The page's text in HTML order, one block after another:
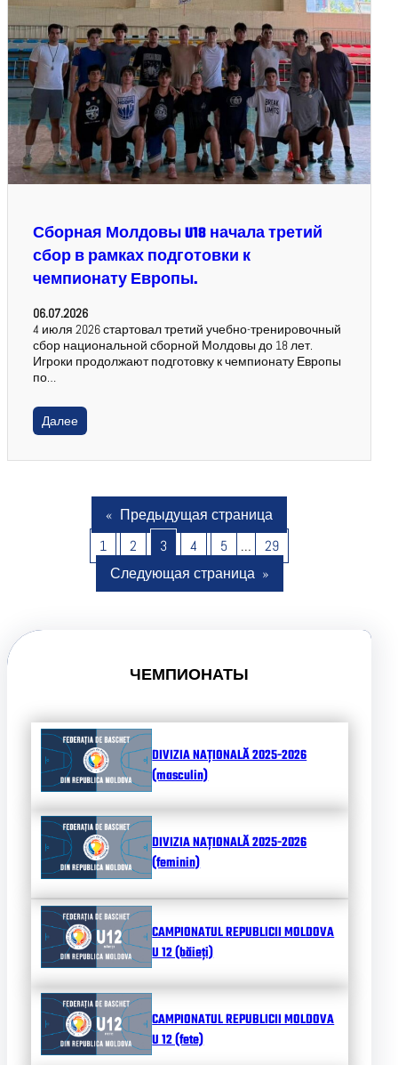
Сборная Молдовы U18 начала третий
сбор в рамках подготовки к
чемпионату Европы.
06.07.2026
4 июля 2026 стартовал третий учебно-тренировочный
сбор национальной сборной Молдовы до 18 лет.
Игроки продолжают подготовку к чемпионату Европы
по…
Далее
« Предыдущая страница
1
2 3 4 5 …
29
Следующая страница »
ЧЕМПИОНАТЫ
DIVIZIA NAȚIONALĂ 2025-2026
(masculin)
DIVIZIA NAȚIONALĂ 2025-2026
(feminin)
CAMPIONATUL REPUBLICII MOLDOVA
U 12 (băieți)
CAMPIONATUL REPUBLICII MOLDOVA
U 12 (fete)